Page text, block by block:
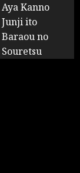
Aya Kanno
Junji ito
Baraou no
Souretsu